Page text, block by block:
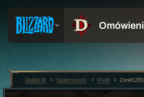
Diablo III Społeczność Profil Zen#1283